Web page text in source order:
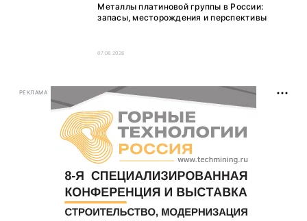
Металлы платиновой группы в России:
запасы, месторождения и перспективы
07.08.2026
РЕКЛАМА